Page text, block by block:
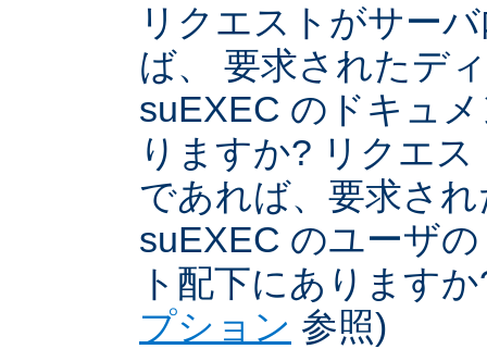
リクエストがサー
ば、 要求されたデ
suEXEC のドキュ
りますか? リクエ
であれば、要求さ
suEXEC のユーザ
ト配下にあります
プション 参照)